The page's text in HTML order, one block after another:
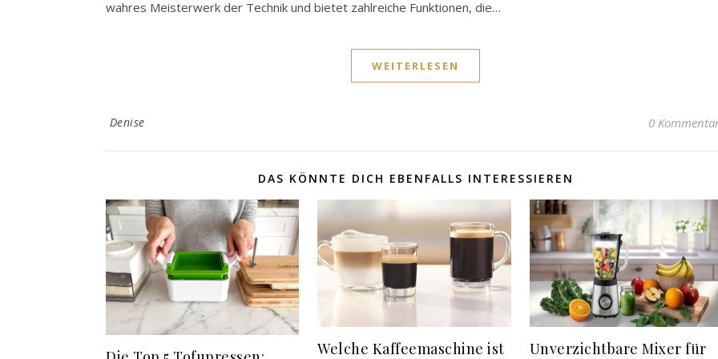
wahres Meisterwerk der Technik und bietet zahlreiche Funktionen, die…
WEITERLESEN
Denise 0
DAS KÖNNTE DICH EBENFALLS INTERESSIEREN
Welche Kaffeemaschine ist Unverzichtbare Mixer für